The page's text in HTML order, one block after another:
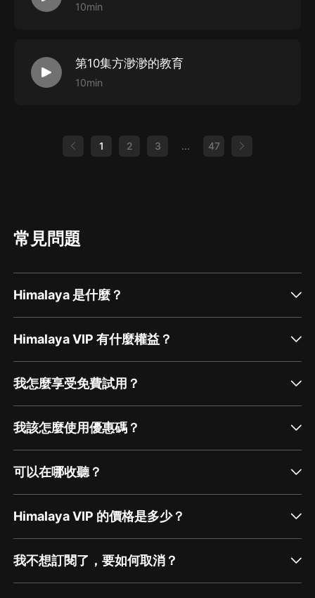
10min
第10集方渺渺的教育
10min
1 2 3 ... 47
常見問題
Himalaya 是什麼？
Himalaya VIP 有什麼權益？
我怎麼享受免費試用？
我該怎麼使用優惠碼？
可以在哪收聽？
Himalaya VIP 的價格是多少？
我不想訂閱了，要如何取消？